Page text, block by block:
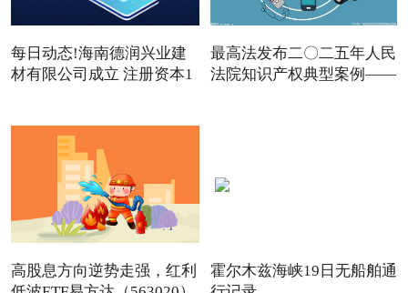
每日动态!海南德润兴业建
材有限公司成立 注册资本1
最高法发布二〇二五年人民
法院知识产权典型案例——
高股息方向逆势走强，红利
霍尔木兹海峡19日无船舶通